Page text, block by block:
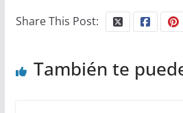
Share This Post:
También te